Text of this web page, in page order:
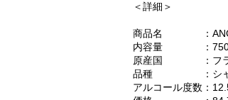
＜詳細＞
商品名 ：ANGEL
内容量 ：
原産国 ：フラ
品種 ：シャルド
アルコール度数：